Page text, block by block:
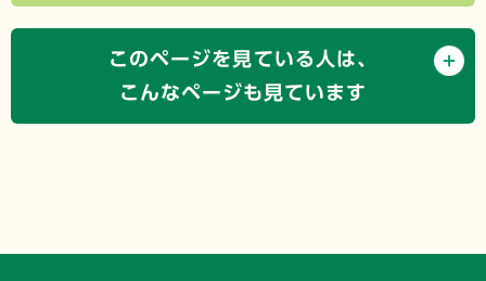
このページを見ている人は、
こんなページも見ています